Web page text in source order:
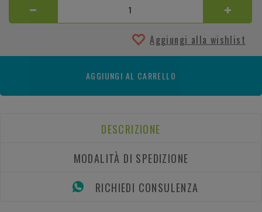
Aggiungi alla wishlist
AGGIUNGI AL CARRELLO
DESCRIZIONE
MODALITÀ DI SPEDIZIONE
RICHIEDI CONSULENZA